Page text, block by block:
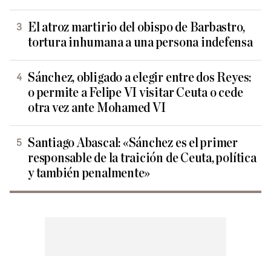
El atroz martirio del obispo de Barbastro,
tortura inhumana a una persona indefensa
Sánchez, obligado a elegir entre dos Reyes:
o permite a Felipe VI visitar Ceuta o cede
otra vez ante Mohamed VI
Santiago Abascal: «Sánchez es el primer
responsable de la traición de Ceuta, política
y también penalmente»